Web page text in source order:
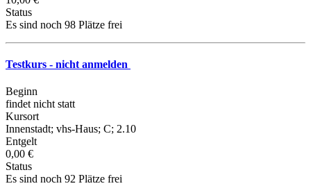
Status
Es sind noch 98 Plätze frei
Testkurs - nicht anmelden
Beginn
findet nicht statt
Kursort
Innenstadt; vhs-Haus; C; 2.10
Entgelt
0,00 €
Status
Es sind noch 92 Plätze frei